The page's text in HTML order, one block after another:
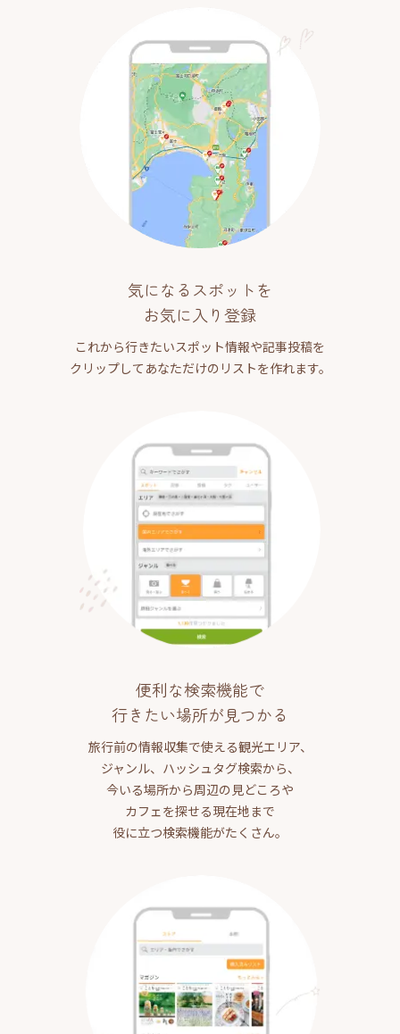
気になるスポットを
お気に入り登録
これから行きたいスポット情報や記事投稿を
クリップしてあなただけのリストを作れます。
便利な検索機能で
行きたい場所が見つかる
旅行前の情報収集で使える観光エリア、
ジャンル、ハッシュタグ検索から、
今いる場所から周辺の見どころや
カフェを探せる現在地まで
役に立つ検索機能がたくさん。